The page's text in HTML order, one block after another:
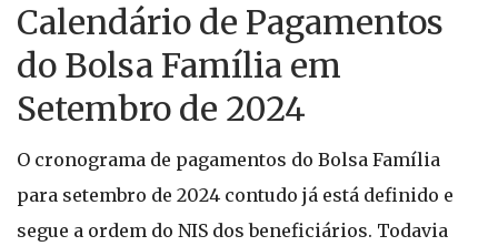
Calendário de Pagamentos
do Bolsa Família em
Setembro de 2024
O cronograma de pagamentos do Bolsa Família
para setembro de 2024 contudo já está definido e
segue a ordem do NIS dos beneficiários. Todavia